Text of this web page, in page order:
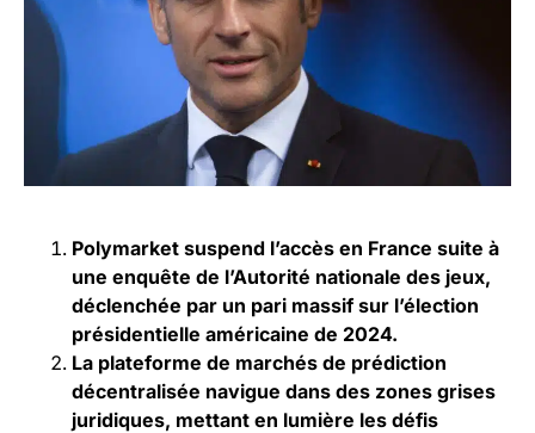
Polymarket suspend l’accès en France suite à
une enquête de l’Autorité nationale des jeux,
déclenchée par un pari massif sur l’élection
présidentielle américaine de 2024.
La plateforme de marchés de prédiction
décentralisée navigue dans des zones grises
juridiques, mettant en lumière les défis